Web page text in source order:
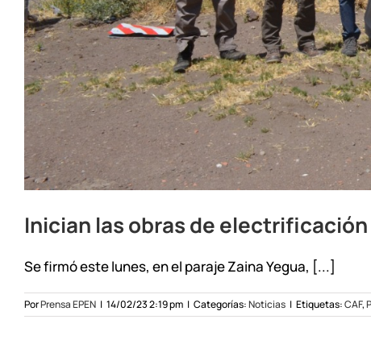
Inician las obras de
Se firmó este lunes, en el paraje Zaina Yegua, [...]
PorPrensa EPEN | 14/02/23 2:19 pm | Categorías:Noticias | Etiquetas:CAF,